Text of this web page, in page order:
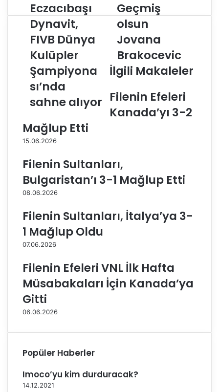
E
c
z
a
b
a
ş
D
n
a
i
t
,
F
V
B
D
ü
y
a
K
u
l
ü
l
r
a
m
Eczacıbaşı
Dynavit,
FIVB Dünya
Kulüpler
Şampiyona
sı’nda
sahne alıyor
G
e
ç
m
ş
o
l
n
J
a
o
c
Geçmiş
olsun
Jovana
Brakocevic
İlgili Makaleler
Filenin Efeleri
Kanada’yı 3-2
Mağlup Etti
15.06.2026
Filenin Sultanları,
Bulgaristan’ı 3-1 Mağlup Etti
08.06.2026
Filenin Sultanları, İtalya’ya 3-
1 Mağlup Oldu
07.06.2026
Filenin Efeleri VNL İlk Hafta
Müsabakaları İçin Kanada’ya
Gitti
06.06.2026
Popüler Haberler
Imoco’yu kim durduracak?
14.12.2021